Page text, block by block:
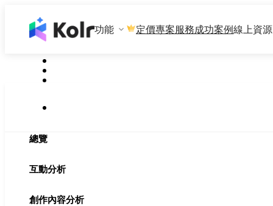
功能 定價專案服務成功案例線上資源
總覽
互動分析
創作內容分析